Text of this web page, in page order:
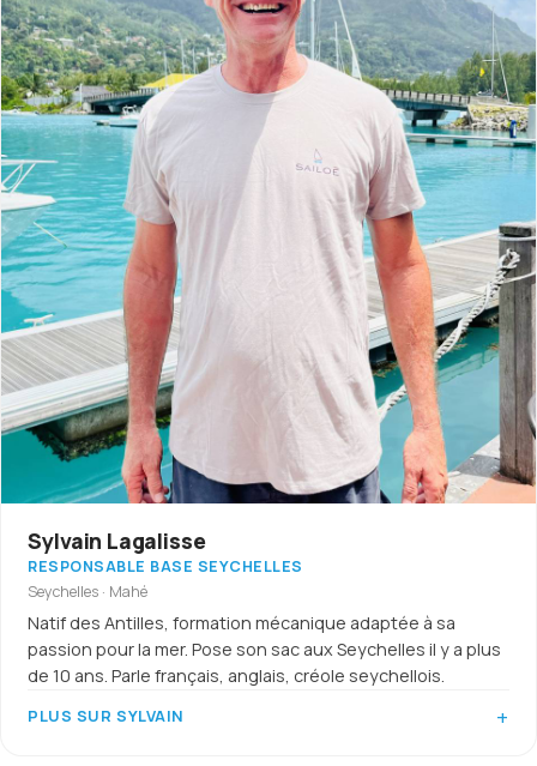
Sylvain Lagalisse
RESPONSABLE BASE SEYCHELLES
Seychelles · Mahé
Natif des Antilles, formation mécanique adaptée à sa
passion pour la mer. Pose son sac aux Seychelles il y a plus
de 10 ans. Parle français, anglais, créole seychellois.
PLUS SUR SYLVAIN